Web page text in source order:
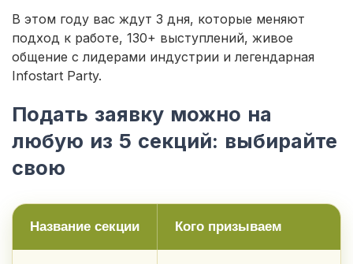
В этом году вас ждут 3 дня, которые меняют
подход к работе, 130+ выступлений, живое
общение с лидерами индустрии и легендарная
Infostart Party.
Подать заявку можно на
любую из 5 секций: выбирайте
свою
Название секции Кого призываем